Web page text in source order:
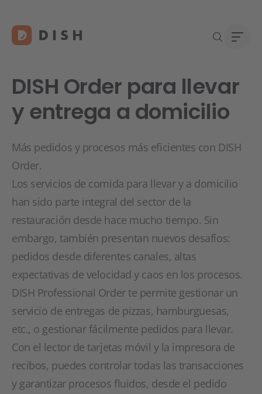
DISH Order para llevar
y entrega a domicilio
Más pedidos y procesos más eficientes con DISH
Order.
Los servicios de comida para llevar y a domicilio
han sido parte integral del sector de la
restauración desde hace mucho tiempo. Sin
embargo, también presentan nuevos desafíos:
pedidos desde diferentes canales, altas
expectativas de velocidad y caos en los procesos.
DISH Professional Order te permite gestionar un
servicio de entregas de pizzas, hamburguesas,
etc., o gestionar fácilmente pedidos para llevar.
Con el lector de tarjetas móvil y la impresora de
recibos, puedes controlar todas las transacciones
y garantizar procesos fluidos, desde el pedido